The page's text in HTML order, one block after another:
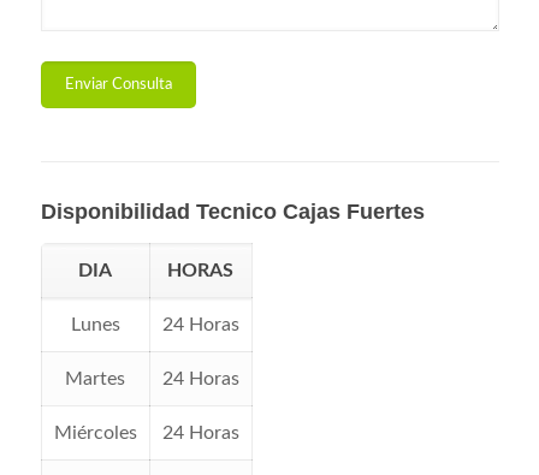
Disponibilidad Tecnico Cajas Fuertes
DIA HORAS
Lunes 24 Horas
Martes 24 Horas
Miércoles 24 Horas